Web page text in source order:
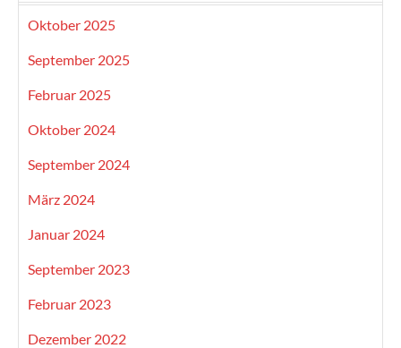
Oktober 2025
September 2025
Februar 2025
Oktober 2024
September 2024
März 2024
Januar 2024
September 2023
Februar 2023
Dezember 2022